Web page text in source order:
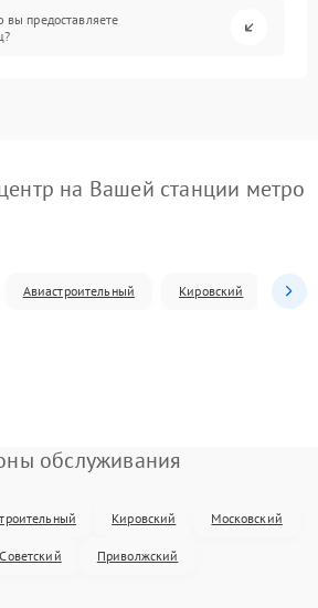
предоставляете
на Вашей станции метро
Авиастроительный Кировский
обслуживания
Кировский Московский
Советский Приволжский